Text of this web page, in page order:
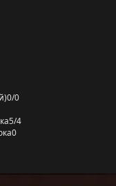
0/0
5/4
0